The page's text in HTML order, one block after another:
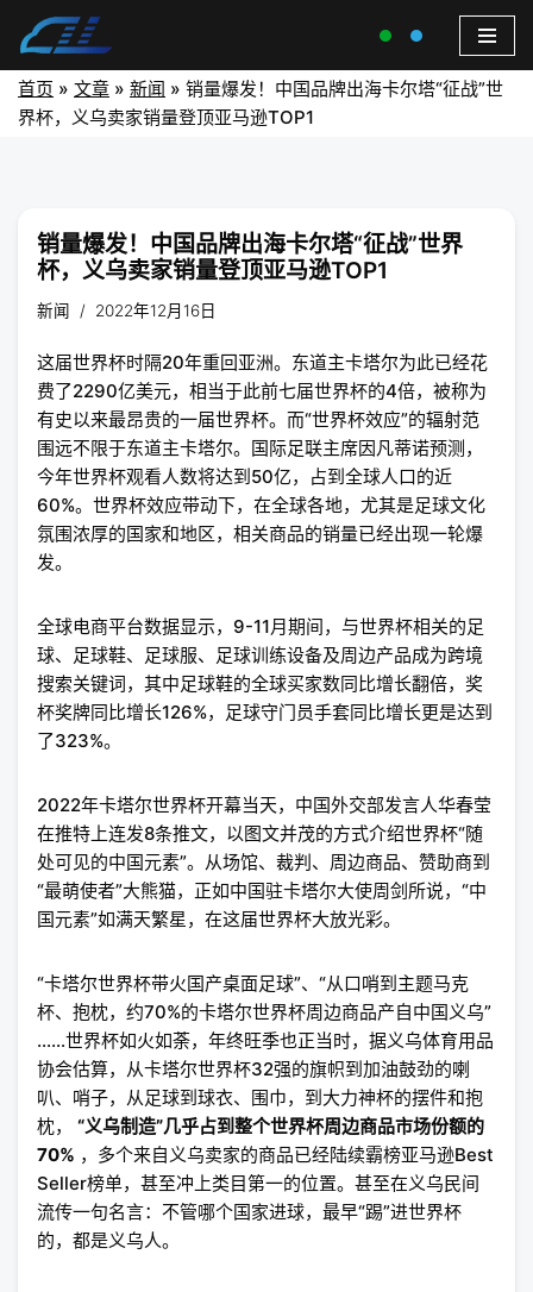
首页 » 文章 » 新闻 » 销量爆发！中国品牌出海卡尔塔“征战”世
界杯，义乌卖家销量登顶亚马逊TOP1
销量爆发！中国品牌出海卡尔塔“征战”世界
杯，义乌卖家销量登顶亚马逊TOP1
新闻 2022年12月16日
这届世界杯时隔20年重回亚洲。东道主卡塔尔为此已经花
费了2290亿美元，相当于此前七届世界杯的4倍，被称为
有史以来最昂贵的一届世界杯。而“世界杯效应”的辐射范
围远不限于东道主卡塔尔。国际足联主席因凡蒂诺预测，
今年世界杯观看人数将达到50亿，占到全球人口的近
60%。世界杯效应带动下，在全球各地，尤其是足球文化
氛围浓厚的国家和地区，相关商品的销量已经出现一轮爆
发。
全球电商平台数据显示，9-11月期间，与世界杯相关的足
球、足球鞋、足球服、足球训练设备及周边产品成为跨境
搜索关键词，其中足球鞋的全球买家数同比增长翻倍，奖
杯奖牌同比增长126%，足球守门员手套同比增长更是达到
了323%。
2022年卡塔尔世界杯开幕当天，中国外交部发言人华春莹
在推特上连发8条推文，以图文并茂的方式介绍世界杯“随
处可见的中国元素”。从场馆、裁判、周边商品、赞助商到
“最萌使者”大熊猫，正如中国驻卡塔尔大使周剑所说，“中
国元素”如满天繁星，在这届世界杯大放光彩。
“卡塔尔世界杯带火国产桌面足球”、“从口哨到主题马克
杯、抱枕，约70%的卡塔尔世界杯周边商品产自中国义乌”
……世界杯如火如荼，年终旺季也正当时，据义乌体育用品
协会估算，从卡塔尔世界杯32强的旗帜到加油鼓劲的喇
叭、哨子，从足球到球衣、围巾，到大力神杯的摆件和抱
枕， “义乌制造”几乎占到整个世界杯周边商品市场份额的
70% ，多个来自义乌卖家的商品已经陆续霸榜亚马逊Best
Seller榜单，甚至冲上类目第一的位置。甚至在义乌民间
流传一句名言：不管哪个国家进球，最早“踢”进世界杯
的，都是义乌人。